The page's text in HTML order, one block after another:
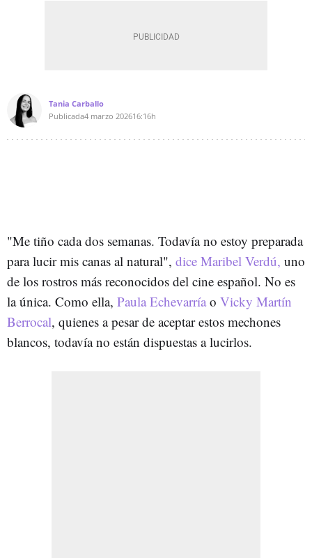
Tania Carballo
Publicada4 marzo 202616:16h
"Me tiño cada dos semanas. Todavía no estoy preparada
para lucir mis canas al natural", dice Maribel Verdú, uno
de los rostros más reconocidos del cine español. No es
la única. Como ella, Paula Echevarría o Vicky Martín
Berrocal, quienes a pesar de aceptar estos mechones
blancos, todavía no están dispuestas a lucirlos.